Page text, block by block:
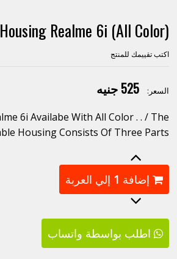
Housing Realme 6i (All Color)
اكتب تقييمك للمنتج
السعر: 525 جنيه
6i Availabe With All Color . . / The
Housing Consists Of Three Parts :-
إضافة 1 إلي العربة
اطلب بواسطة واتساب